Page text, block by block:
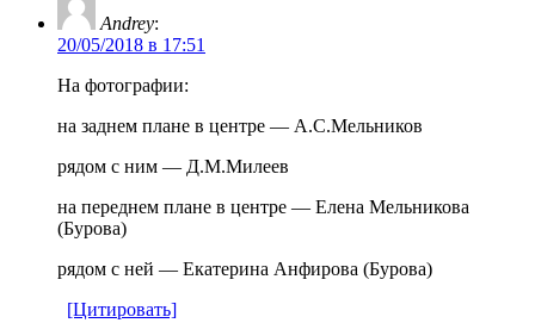
Andrey:
20/05/2018 в 17:51
На фотографии:
на заднем плане в центре — А.С.Мельников
рядом с ним — Д.М.Милеев
на переднем плане в центре — Елена Мельникова
(Бурова)
рядом с ней — Екатерина Анфирова (Бурова)
[Цитировать]